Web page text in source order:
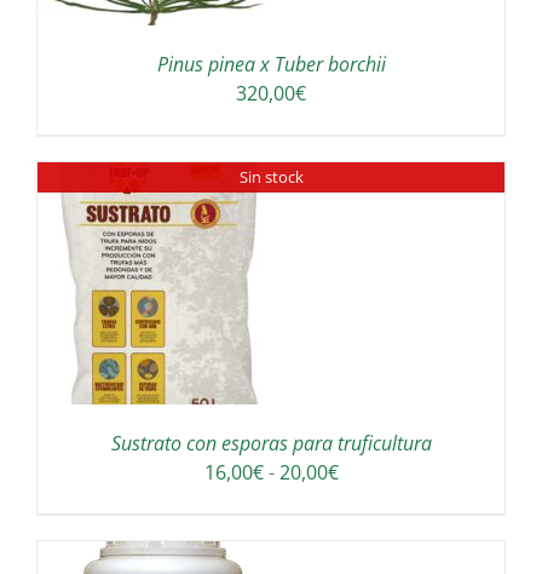
Pinus pinea x Tuber borchii
320,00€
Sin stock
Sustrato con esporas para truficultura
16,00€ - 20,00€Rango